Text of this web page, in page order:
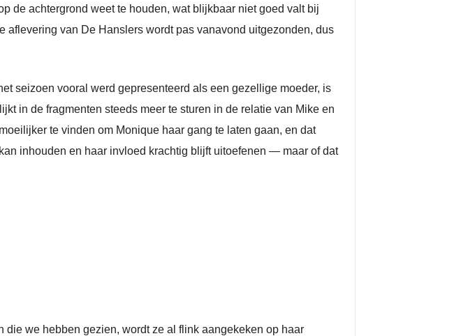
de achtergrond weet te houden, wat blijkbaar niet goed valt bij
van De Hanslers wordt pas vanavond uitgezonden, dus
seizoen vooral werd gepresenteerd als een gezellige moeder, is
in de fragmenten steeds meer te sturen in de relatie van Mike en
te vinden om Monique haar gang te laten gaan, en dat
inhouden en haar invloed krachtig blijft uitoefenen — maar of dat
we hebben gezien, wordt ze al flink aangekeken op haar